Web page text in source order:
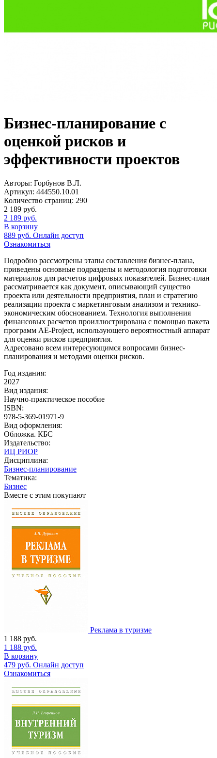
Бизнес-планирование с
оценкой рисков и
эффективности проектов
Авторы: Горбунов В.Л.
Артикул: 444550.10.01
Количество страниц: 290
2 189 руб.
2 189 руб.
В корзину
889 руб. Онлайн доступ
Ознакомиться
Подробно рассмотрены этапы составления бизнес-плана,
приведены основные подразделы и методология подготовки
материалов для расчетов цифровых показателей. Бизнес-план
рассматривается как документ, описывающий существо
проекта или деятельности предприятия, план и стратегию
реализации проекта с маркетинговым анализом и технико-
экономическим обоснованием. Технология выполнения
финансовых расчетов проиллюстрирована с помощью пакета
программ АЕ-Project, использующего вероятностный аппарат
для оценки рисков предприятия.
Адресовано всем интересующимся вопросами бизнес-
планирования и методами оценки рисков.
Год издания:
2027
Вид издания:
Научно-практическое пособие
ISBN:
978-5-369-01971-9
Вид оформления:
Обложка. КБС
Издательство:
ИЦ РИОР
Дисциплина:
Бизнес-планирование
Тематика:
Бизнес
Вместе с этим покупают
Реклама в туризме
1 188 руб.
1 188 руб.
В корзину
479 руб. Онлайн доступ
Ознакомиться